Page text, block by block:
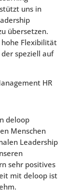
uns in
übersetzen.
hohe Flexibilität
speziell auf
HR
deloop
Menschen
Leadership
sehr positives
mit deloop ist